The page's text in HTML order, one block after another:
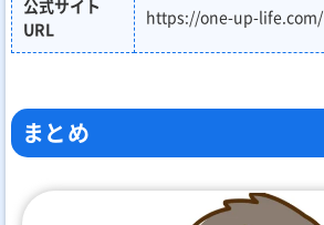
公式サイト
URL
https://one-up-life.com/
まとめ